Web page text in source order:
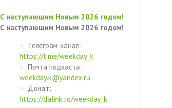
С наступающим Новым 2026 годом!
С наступающим Новым 2026 годом!
Телеграм-канал:
https://t.me/weekday_k
Почта подкаста:
weekday.k@yandex.ru
Донат:
https://dalink.to/weekday_k